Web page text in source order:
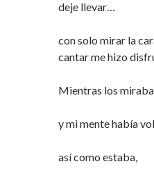
deje llevar…
con solo mirar la
cantar me hizo
Mientras los miraba
y mi mente había
así como estaba,